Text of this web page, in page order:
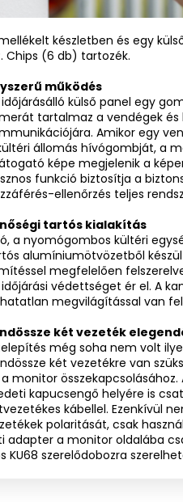
készletben és egy
Chips (6 db) tartozék.
működés
időjárásálló külső panel egy
tartalmaz a vendégek
Amikor egy
állomás hívógombját, a
képe megjelenik a
funkció biztosítja a
ellenőrzés teljes
tartós kialakítás
a nyomógombos kültéri
alumíniumötvözetből
megfelelően
védettséget ér el. A
megvilágítással van
két vezeték
még soha nem volt
két vezetékre van
monitor
kapucsengő helyére is
kábellel. Ezenkívül
polaritását, csak
a monitor oldalába
szerelődobozra